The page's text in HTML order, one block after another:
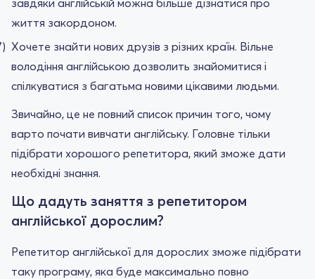
життя закордоном.
Хочете знайти нових друзів з різних країн. Вільне
володіння англійською дозволить знайомитися і
спілкуватися з багатьма новими цікавими людьми.
Звичайно, це не повний список причин того, чому
варто почати вивчати англійську. Головне тільки
підібрати хорошого репетитора, який зможе дати
необхідні знання.
Що дадуть заняття з репетитором
англійської дорослим?
Репетитор англійської для дорослих зможе підібрати
таку програму, яка буде максимально повно